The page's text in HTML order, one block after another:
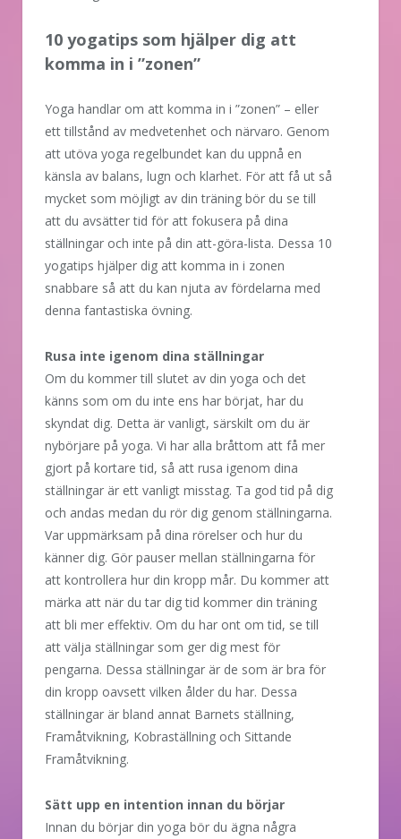
10 yogatips som hjälper dig att
komma in i ”zonen”
Yoga handlar om att komma in i ”zonen” – eller
ett tillstånd av medvetenhet och närvaro. Genom
att utöva yoga regelbundet kan du uppnå en
känsla av balans, lugn och klarhet. För att få ut så
mycket som möjligt av din träning bör du se till
att du avsätter tid för att fokusera på dina
ställningar och inte på din att-göra-lista. Dessa 10
yogatips hjälper dig att komma in i zonen
snabbare så att du kan njuta av fördelarna med
denna fantastiska övning.
Rusa inte igenom dina ställningar
Om du kommer till slutet av din yoga och det
känns som om du inte ens har börjat, har du
skyndat dig. Detta är vanligt, särskilt om du är
nybörjare på yoga. Vi har alla bråttom att få mer
gjort på kortare tid, så att rusa igenom dina
ställningar är ett vanligt misstag. Ta god tid på dig
och andas medan du rör dig genom ställningarna.
Var uppmärksam på dina rörelser och hur du
känner dig. Gör pauser mellan ställningarna för
att kontrollera hur din kropp mår. Du kommer att
märka att när du tar dig tid kommer din träning
att bli mer effektiv. Om du har ont om tid, se till
att välja ställningar som ger dig mest för
pengarna. Dessa ställningar är de som är bra för
din kropp oavsett vilken ålder du har. Dessa
ställningar är bland annat Barnets ställning,
Framåtvikning, Kobraställning och Sittande
Framåtvikning.
Sätt upp en intention innan du börjar
Innan du börjar din yoga bör du ägna några